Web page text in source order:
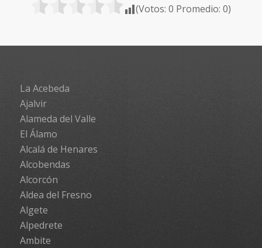
(Votos:0 Promedio:0)
La Acebeda
Ajalvir
Alameda del Valle
El Álamo
Alcalá de Henares
Alcobendas
Alcorcón
Aldea del Fresno
Algete
Alpedrete
Ambite